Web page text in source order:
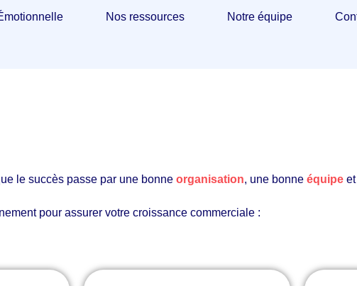
Nos ressources Notre équipe
le succès passe par une bonne organisation, une bonne équipe
pour assurer votre croissance commerciale :